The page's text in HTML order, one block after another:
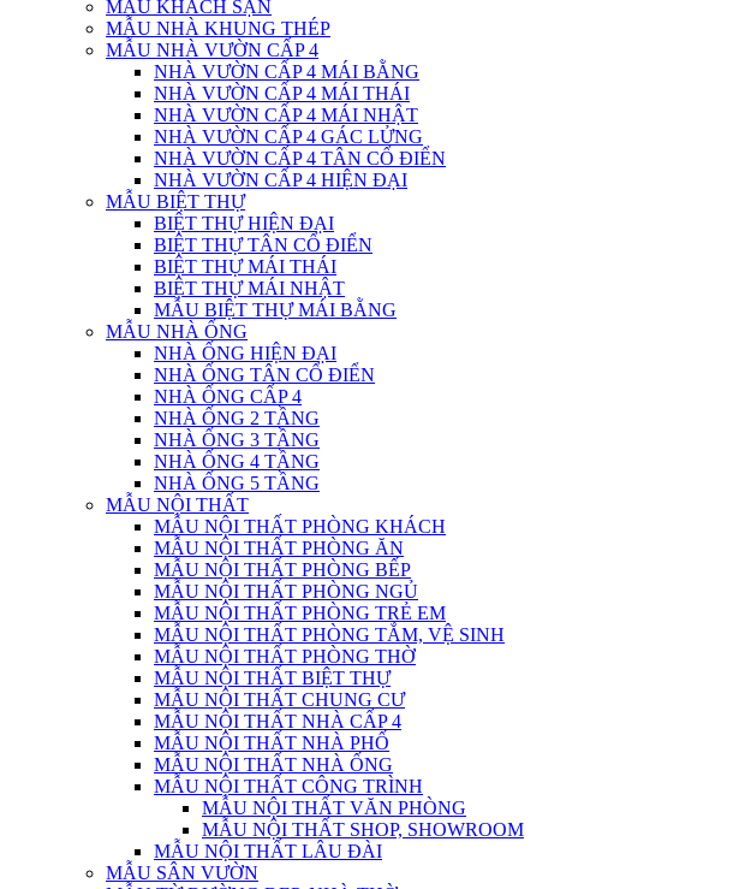
MẪU KHÁCH SẠN
MẪU NHÀ KHUNG THÉP
MẪU NHÀ VƯỜN CẤP 4
NHÀ VƯỜN CẤP 4 MÁI BẰNG
NHÀ VƯỜN CẤP 4 MÁI THÁI
NHÀ VƯỜN CẤP 4 MÁI NHẬT
NHÀ VƯỜN CẤP 4 GÁC LỬNG
NHÀ VƯỜN CẤP 4 TÂN CỔ ĐIỂN
NHÀ VƯỜN CẤP 4 HIỆN ĐẠI
MẪU BIỆT THỰ
BIỆT THỰ HIỆN ĐẠI
BIỆT THỰ TÂN CỔ ĐIỂN
BIỆT THỰ MÁI THÁI
BIỆT THỰ MÁI NHẬT
MẪU BIỆT THỰ MÁI BẰNG
MẪU NHÀ ỐNG
NHÀ ỐNG HIỆN ĐẠI
NHÀ ỐNG TÂN CỔ ĐIỂN
NHÀ ỐNG CẤP 4
NHÀ ỐNG 2 TẦNG
NHÀ ỐNG 3 TẦNG
NHÀ ỐNG 4 TẦNG
NHÀ ỐNG 5 TẦNG
MẪU NỘI THẤT
MẪU NỘI THẤT PHÒNG KHÁCH
MẪU NỘI THẤT PHÒNG ĂN
MẪU NỘI THẤT PHÒNG BẾP
MẪU NỘI THẤT PHÒNG NGỦ
MẪU NỘI THẤT PHÒNG TRẺ EM
MẪU NỘI THẤT PHÒNG TẮM, VỆ SINH
MẪU NỘI THẤT PHÒNG THỜ
MẪU NỘI THẤT BIỆT THỰ
MẪU NỘI THẤT CHUNG CƯ
MẪU NỘI THẤT NHÀ CẤP 4
MẪU NỘI THẤT NHÀ PHỐ
MẪU NỘI THẤT NHÀ ỐNG
MẪU NỘI THẤT CÔNG TRÌNH
MẪU NỘI THẤT VĂN PHÒNG
MẪU NỘI THẤT SHOP, SHOWROOM
MẪU NỘI THẤT LÂU ĐÀI
MẪU SÂN VƯỜN